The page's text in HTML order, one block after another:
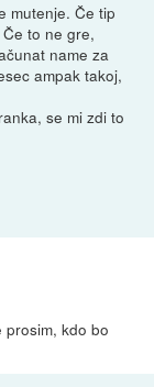
mutenje. Če tip
to ne gre,
name za
ampak takoj,
se mi zdi to
kdo bo